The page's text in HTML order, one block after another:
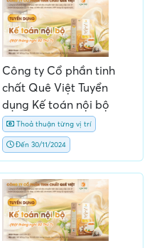
Công ty Cổ phần tinh
chất Quê Việt Tuyển
dụng Kế toán nội bộ
Thoả thuận từng vị trí
Đến 30/11/2024